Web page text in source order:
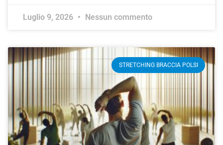
Luglio 9, 2026 Nessun commento
STRETCHING BRACCIA POLSI